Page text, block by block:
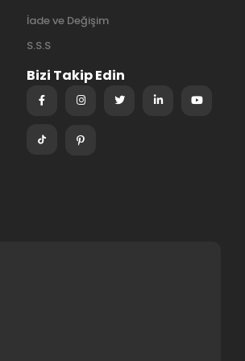
İade ve Değişim
S.S.S
Bizi Takip Edin